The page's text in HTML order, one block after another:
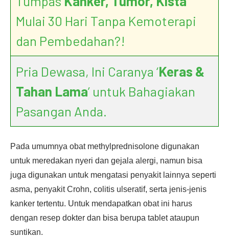
Mulai 30 Hari Tanpa Kemoterapi
dan Pembedahan?!
Pria Dewasa, Ini Caranya ‘Keras &
Tahan Lama’ untuk Bahagiakan
Pasangan Anda.
Pada umumnya obat methylprednisolone digunakan
untuk meredakan nyeri dan gejala alergi, namun bisa
juga digunakan untuk mengatasi penyakit lainnya seperti
asma, penyakit Crohn, colitis ulseratif, serta jenis-jenis
kanker tertentu. Untuk mendapatkan obat ini harus
dengan resep dokter dan bisa berupa tablet ataupun
suntikan.